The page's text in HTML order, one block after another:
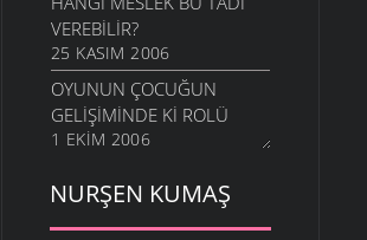
VEREBILIR?
25 KASIM 2006
OYUNUN ÇOCUĞUN
GELIŞIMINDE KI ROLÜ
1 EKIM 2006
DÜŞEN SORUMLULUKLAR
17 EYLÜL 2006
NURŞEN KUMAŞ